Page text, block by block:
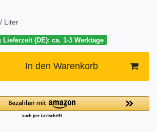
Liter
(DE): ca. 1-3 Werktage
In den Warenkorb